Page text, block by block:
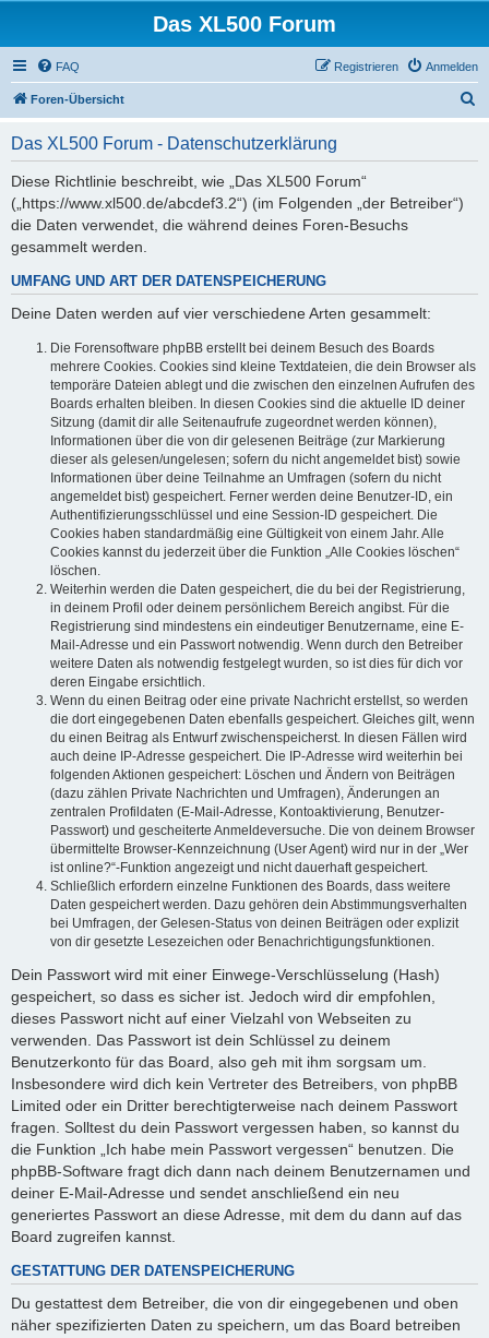
Das XL500 Forum
FAQ Anmelden
Registrieren
Foren-Übersicht
Das XL500 Forum - Datenschutzerklärung
Diese Richtlinie beschreibt, wie „Das XL500 Forum“
(„https://www.xl500.de/abcdef3.2“) (im Folgenden „der Betreiber“)
die Daten verwendet, die während deines Foren-Besuchs
gesammelt werden.
UMFANG UND ART DER DATENSPEICHERUNG
Deine Daten werden auf vier verschiedene Arten gesammelt:
Die Forensoftware phpBB erstellt bei deinem Besuch des Boards
mehrere Cookies. Cookies sind kleine Textdateien, die dein Browser als
temporäre Dateien ablegt und die zwischen den einzelnen Aufrufen des
Boards erhalten bleiben. In diesen Cookies sind die aktuelle ID deiner
Sitzung (damit dir alle Seitenaufrufe zugeordnet werden können),
Informationen über die von dir gelesenen Beiträge (zur Markierung
dieser als gelesen/ungelesen; sofern du nicht angemeldet bist) sowie
Informationen über deine Teilnahme an Umfragen (sofern du nicht
angemeldet bist) gespeichert. Ferner werden deine Benutzer-ID, ein
Authentifizierungsschlüssel und eine Session-ID gespeichert. Die
Cookies haben standardmäßig eine Gültigkeit von einem Jahr. Alle
Cookies kannst du jederzeit über die Funktion „Alle Cookies löschen“
löschen.
Weiterhin werden die Daten gespeichert, die du bei der Registrierung,
in deinem Profil oder deinem persönlichem Bereich angibst. Für die
Registrierung sind mindestens ein eindeutiger Benutzername, eine E-
Mail-Adresse und ein Passwort notwendig. Wenn durch den Betreiber
weitere Daten als notwendig festgelegt wurden, so ist dies für dich vor
deren Eingabe ersichtlich.
Wenn du einen Beitrag oder eine private Nachricht erstellst, so werden
die dort eingegebenen Daten ebenfalls gespeichert. Gleiches gilt, wenn
du einen Beitrag als Entwurf zwischenspeicherst. In diesen Fällen wird
auch deine IP-Adresse gespeichert. Die IP-Adresse wird weiterhin bei
folgenden Aktionen gespeichert: Löschen und Ändern von Beiträgen
(dazu zählen Private Nachrichten und Umfragen), Änderungen an
zentralen Profildaten (E-Mail-Adresse, Kontoaktivierung, Benutzer-
Passwort) und gescheiterte Anmeldeversuche. Die von deinem Browser
übermittelte Browser-Kennzeichnung (User Agent) wird nur in der „Wer
ist online?“-Funktion angezeigt und nicht dauerhaft gespeichert.
Schließlich erfordern einzelne Funktionen des Boards, dass weitere
Daten gespeichert werden. Dazu gehören dein Abstimmungsverhalten
bei Umfragen, der Gelesen-Status von deinen Beiträgen oder explizit
von dir gesetzte Lesezeichen oder Benachrichtigungsfunktionen.
Dein Passwort wird mit einer Einwege-Verschlüsselung (Hash)
gespeichert, so dass es sicher ist. Jedoch wird dir empfohlen,
dieses Passwort nicht auf einer Vielzahl von Webseiten zu
verwenden. Das Passwort ist dein Schlüssel zu deinem
Benutzerkonto für das Board, also geh mit ihm sorgsam um.
Insbesondere wird dich kein Vertreter des Betreibers, von phpBB
Limited oder ein Dritter berechtigterweise nach deinem Passwort
fragen. Solltest du dein Passwort vergessen haben, so kannst du
die Funktion „Ich habe mein Passwort vergessen“ benutzen. Die
phpBB-Software fragt dich dann nach deinem Benutzernamen und
deiner E-Mail-Adresse und sendet anschließend ein neu
generiertes Passwort an diese Adresse, mit dem du dann auf das
Board zugreifen kannst.
GESTATTUNG DER DATENSPEICHERUNG
Du gestattest dem Betreiber, die von dir eingegebenen und oben
näher spezifizierten Daten zu speichern, um das Board betreiben